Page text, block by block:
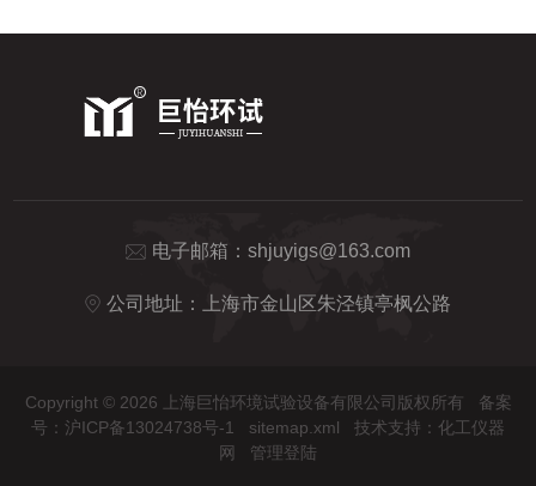
电子邮箱： shjuyigs@163.com
公司地址：上海市金山区朱泾镇亭枫公路
Copyright © 2026 上海巨怡环境试验设备有限公司版权所有 备案
号：沪ICP备13024738号-1
sitemap.xml 技术支持： 化工仪器
网
管理登陆